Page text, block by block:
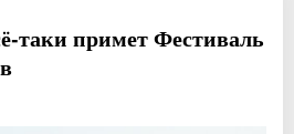
таки примет Фестиваль